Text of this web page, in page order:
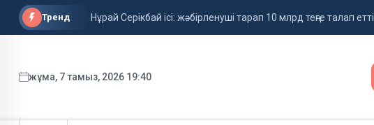
Тренд Нұрай Серікбай ісі: жәбірленуші тарап 10 млрд теңге талап етті
Грант иегерлерінің тізімі жарияланды
жұма, 7 тамыз, 2026 19:40